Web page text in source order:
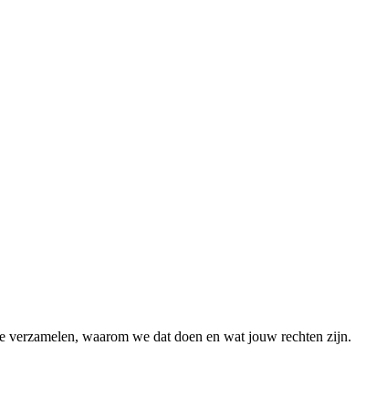
waarom we dat doen en wat jouw rechten zijn.